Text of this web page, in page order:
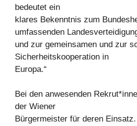
bedeutet ein
klares Bekenntnis zum
umfassenden
und zur gemeinsamen und zur
Sicherheitskooperation in
Europa.“
Bei den anwesenden
der Wiener
Bürgermeister für deren